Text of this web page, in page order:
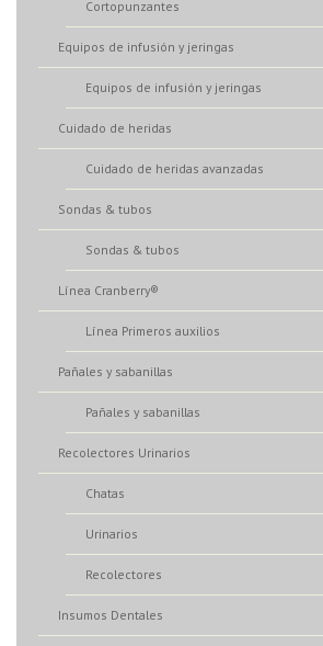
Cortopunzantes
Equipos de infusión y jeringas
Equipos de infusión y jeringas
Cuidado de heridas
Cuidado de heridas avanzadas
Sondas & tubos
Sondas & tubos
Línea Cranberry®
Línea Primeros auxilios
Pañales y sabanillas
Pañales y sabanillas
Recolectores Urinarios
Chatas
Urinarios
Recolectores
Insumos Dentales